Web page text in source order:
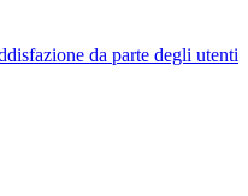
da parte degli utenti